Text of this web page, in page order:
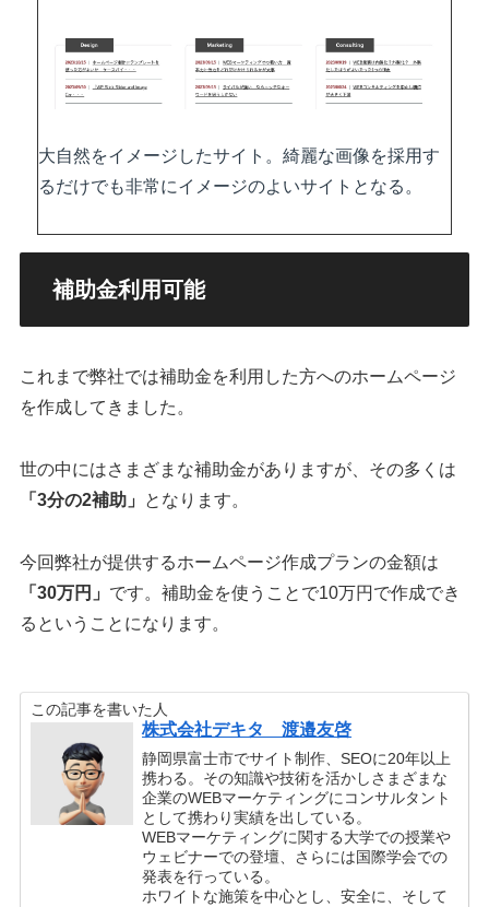
大自然をイメージしたサイト。綺麗な画像を採用す
るだけでも非常にイメージのよいサイトとなる。
補助金利用可能
これまで弊社では補助金を利用した方へのホームページ
を作成してきました。
世の中にはさまざまな補助金がありますが、その多くは
「3分の2補助」
となります。
今回弊社が提供するホームページ作成プランの金額は
「30万円」 です。補助金を使うことで10万円で作成でき
るということになります。
この記事を書いた人
株式会社デキタ 渡邉友啓
静岡県富士市でサイト制作、SEOに20年以上
携わる。その知識や技術を活かしさまざまな
企業のWEBマーケティングにコンサルタント
として携わり実績を出している。
WEBマーケティングに関する大学での授業や
ウェビナーでの登壇、さらには国際学会での
発表を行っている。
ホワイトな施策を中心とし、安全に、そして